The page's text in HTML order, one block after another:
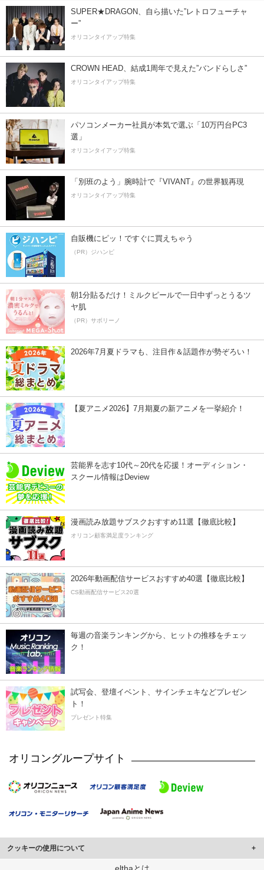
SUPER★DRAGON、自ら描いた”レトロフューチャ
ー”
オリコンタイアップ特集
CROWN HEAD、結成1周年で見えた”バンドらしさ”
オリコンタイアップ特集
パソコンメーカー社員が本気で選ぶ「10万円台PC3
選」
オリコンタイアップ特集
「別班のよう」腕時計で『VIVANT』の世界観再現
オリコンタイアップ特集
自販機にピッ！ですぐに買えちゃう
（PR）ジハンピ
朝1分貼るだけ！ミルクピールで一日中ずっとうるツ
ヤ肌
（PR）サボリーノ
2026年7月夏ドラマも、注目作＆話題作が勢ぞろい！
【夏アニメ2026】7月期夏の新アニメを一挙紹介！
芸能界を志す10代～20代を応援！オーディション・
スクール情報はDeview
漫画読み放題サブスクおすすめ11選【徹底比較】
オリコン顧客満足度ランキング
2026年動画配信サービスおすすめ40選【徹底比較】
CS動画配信サービス20選
毎週の音楽ランキングから、ヒットの推移をチェッ
ク！
試写会、登壇イベント、サインチェキなどプレゼン
ト！
プレゼント特集
オリコングループサイト
クッキーの使用について
このサイトでは Cookie を使用して、ユーザーに合わせたコンテンツや広告の